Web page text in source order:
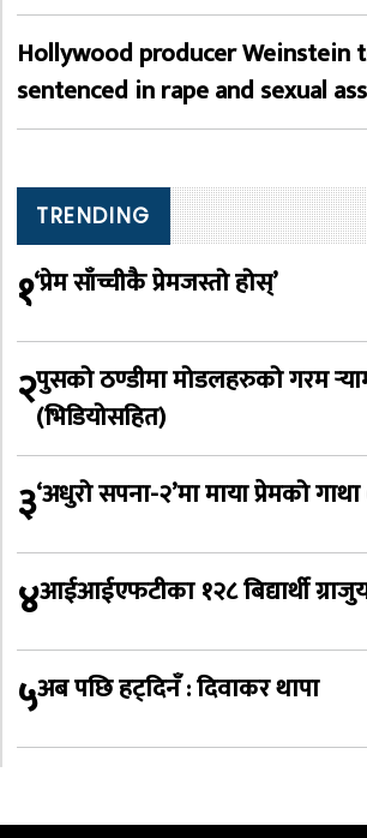
Hollywood producer Weinstein
sentenced in rape and sexual
TRENDING
१‘प्रेम साँच्चीकै प्रेमजस्तो होस्’
२पुसको ठण्डीमा मोडलहरुको गरम
(भिडियोसहित)
३‘अधुरो सपना-२’मा माया प्रेमको
४आईआईएफटीका १२८ बिद्यार्थी
५अब पछि हट्दिनँ : दिवाकर थापा